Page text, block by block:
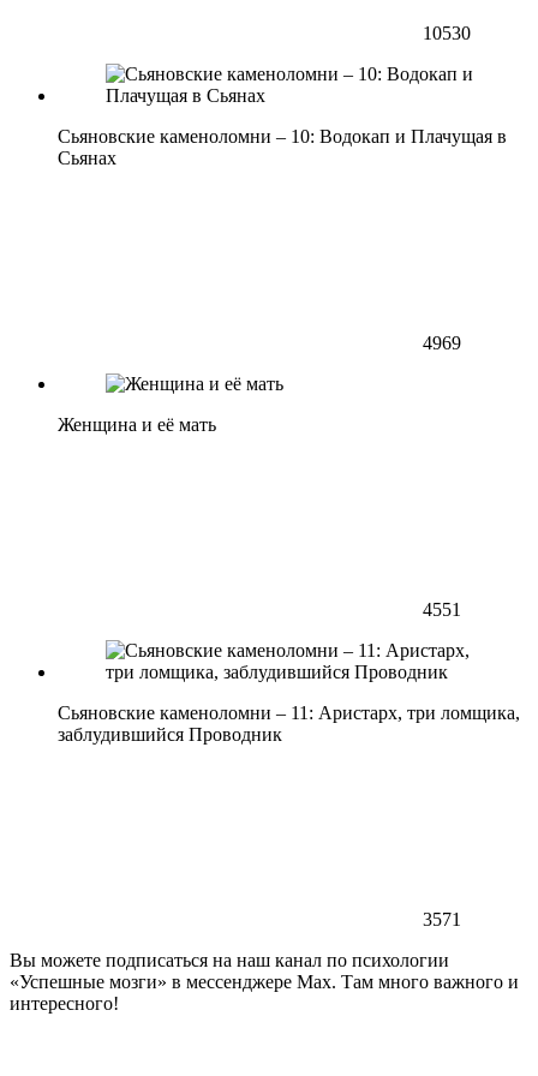
10530
Сьяновские каменоломни – 10: Водокап и Плачущая в
Сьянах
4969
Женщина и её мать
4551
Сьяновские каменоломни – 11: Аристарх, три ломщика,
заблудившийся Проводник
3571
Вы можете подписаться на наш канал по психологии
«Успешные мозги» в мессенджере Max. Там много важного и
интересного!